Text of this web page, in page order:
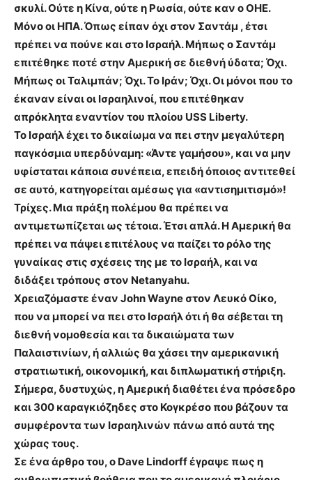
σκυλί. Ούτε η Κίνα, ούτε η Ρωσία, ούτε καν ο ΟΗΕ.
Μόνο οι ΗΠΑ. Όπως είπαν όχι στον Σαντάμ , έτσι
πρέπει να πούνε και στο Ισραήλ. Μήπως ο Σαντάμ
επιτέθηκε ποτέ στην Αμερική σε διεθνή ύδατα; Όχι.
Μήπως οι Ταλιμπάν; Όχι. Το Ιράν; Όχι. Οι μόνοι που το
έκαναν είναι οι Ισραηλινοί, που επιτέθηκαν
απρόκλητα εναντίον του πλοίου USS Liberty.
Το Ισραήλ έχει το δικαίωμα να πει στην μεγαλύτερη
παγκόσμια υπερδύναμη: «Άντε γαμήσου», και να μην
υφίσταται κάποια συνέπεια, επειδή όποιος αντιτεθεί
σε αυτό, κατηγορείται αμέσως για «αντισημιτισμό»!
Τρίχες. Μια πράξη πολέμου θα πρέπει να
αντιμετωπίζεται ως τέτοια. Έτσι απλά.Η Αμερική θα
πρέπει να πάψει επιτέλους να παίζει το ρόλο της
γυναίκας στις σχέσεις της με το Ισραήλ, και να
διδάξει τρόπους στον Netanyahu.
Χρειαζόμαστε έναν John Wayne στον Λευκό Οίκο,
που να μπορεί να πει στο Ισραήλ ότι ή θα σέβεται τη
διεθνή νομοθεσία και τα δικαιώματα των
Παλαιστινίων, ή αλλιώς θα χάσει την αμερικανική
στρατιωτική, οικονομική, και διπλωματική στήριξη.
Σήμερα, δυστυχώς, η Αμερική διαθέτει ένα πρόσεδρο
και 300 καραγκιόζηδες στο Κογκρέσο που βάζουν τα
συμφέροντα των Ισραηλινών πάνω από αυτά της
χώρας τους.
Σε ένα άρθρο του, ο Dave Lindorff έγραψε πως η